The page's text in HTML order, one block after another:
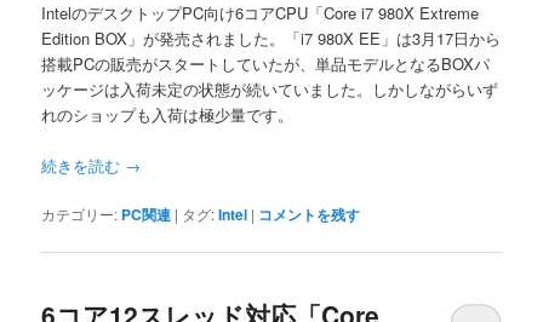
IntelのデスクトップPC向け6コアCPU「Core i7 980X Extreme
Edition BOX」が発売されました。「i7 980X EE」は3月17日から
搭載PCの販売がスタートしていたが、単品モデルとなるBOXパ
ッケージは入荷未定の状態が続いていました。しかしながらいず
れのショップも入荷は極少量です。
続きを読む →
カテゴリー: PC関連 | タグ:Intel | コメントを残す
6コア12スレッド対応「Core